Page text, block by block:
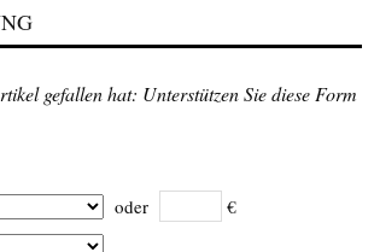
gefallen hat: Unterstützen Sie diese Form
oder €